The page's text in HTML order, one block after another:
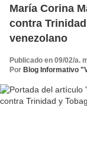
María Corina
contra
venezolano
Publicado en 09/02/a.
Por Blog Informativo